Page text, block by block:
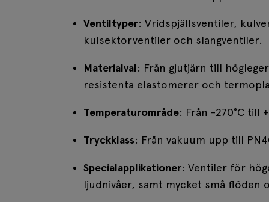
Ventiltyper: Vridspjällsventiler,
kulsektorventiler och slangventiler.
Materialval: Från gjutjärn till
resistenta elastomerer och
Temperaturområde: Från -270°C till
Tryckklass: Från vakuum upp till
Specialapplikationer: Ventiler för
ljudnivåer, samt mycket små flöden